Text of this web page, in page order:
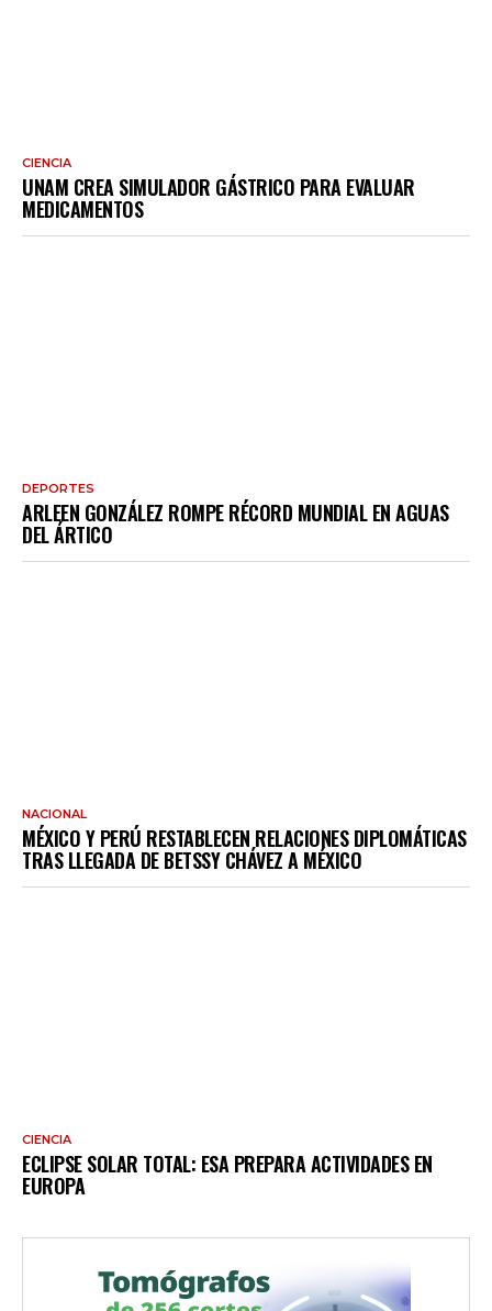
CIENCIA
UNAM CREA SIMULADOR GÁSTRICO PARA EVALUAR
MEDICAMENTOS
DEPORTES
ARLEEN GONZÁLEZ ROMPE RÉCORD MUNDIAL EN AGUAS
DEL ÁRTICO
NACIONAL
MÉXICO Y PERÚ RESTABLECEN RELACIONES DIPLOMÁTICAS
TRAS LLEGADA DE BETSSY CHÁVEZ A MÉXICO
CIENCIA
ECLIPSE SOLAR TOTAL: ESA PREPARA ACTIVIDADES EN
EUROPA